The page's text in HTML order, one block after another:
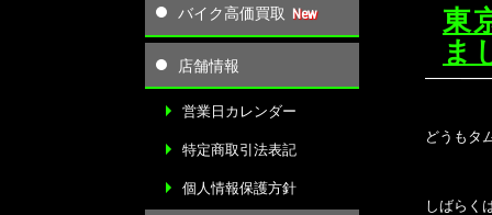
バイク高価買取
店舗情報
営業日カレンダー
特定商取引法表記
個人情報保護方針
東
ま
どうもタ
しばらく